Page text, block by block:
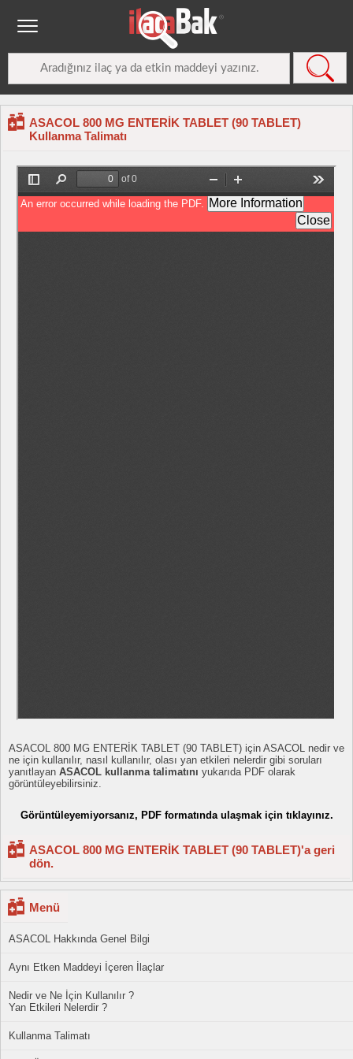
ASACOL 800 MG ENTERİK TABLET (90 TABLET)
Kullanma Talimatı
ASACOL 800 MG ENTERİK TABLET (90 TABLET) için ASACOL nedir ve
ne için kullanılır, nasıl kullanılır, olası yan etkileri nelerdir gibi soruları
yanıtlayan ASACOL kullanma talimatını yukarıda PDF olarak
görüntüleyebilirsiniz.
Görüntüleyemiyorsanız, PDF formatında ulaşmak için tıklayınız.
ASACOL 800 MG ENTERİK TABLET (90 TABLET)'a geri
dön.
Menü
ASACOL Hakkında Genel Bilgi
Aynı Etken Maddeyi İçeren İlaçlar
Nedir ve Ne İçin Kullanılır ?
Yan Etkileri Nelerdir ?
Kullanma Talimatı